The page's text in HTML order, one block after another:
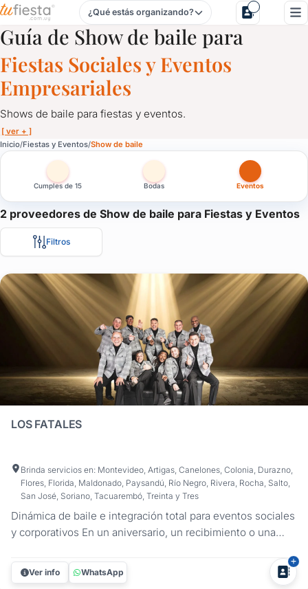
Show de baile para Fiestas y Eventos en Uruguay
¿Qué estás organizando?
Guía de Show de baile para
Fiestas Sociales y Eventos
Empresariales
Shows de baile para fiestas y eventos.
[ ver + ]
Inicio Fiestas y Eventos Show de baile
Cumples de 15 Bodas Eventos
2 proveedores de Show de baile para Fiestas y Eventos
Filtros
LOS FATALES
Brinda servicios en: Montevideo, Artigas, Canelones, Colonia, Durazno,
Flores, Florida, Maldonado, Paysandú, Río Negro, Rivera, Rocha, Salto,
San José, Soriano, Tacuarembó, Treinta y Tres
Dinámica de baile e integración total para eventos sociales
y corporativos En un aniversario, un recibimiento o una
Los Fatales ofrecen una propuesta donde el incentivo al
baile es la prioridad. Mediante una puesta en escena
Ver info WhatsApp
Show de baile para Fiestas y Eventos en Uruguay
Shows de baile para fiestas y eventos.
Ponele ritmo a tu casamiento, dale una sorpresa a los
Las mejores compañías de baile para eventos empresariales,
Baile que sorprende por su despliegue, por su energía, su
¡Sorprendé con un show distinto!